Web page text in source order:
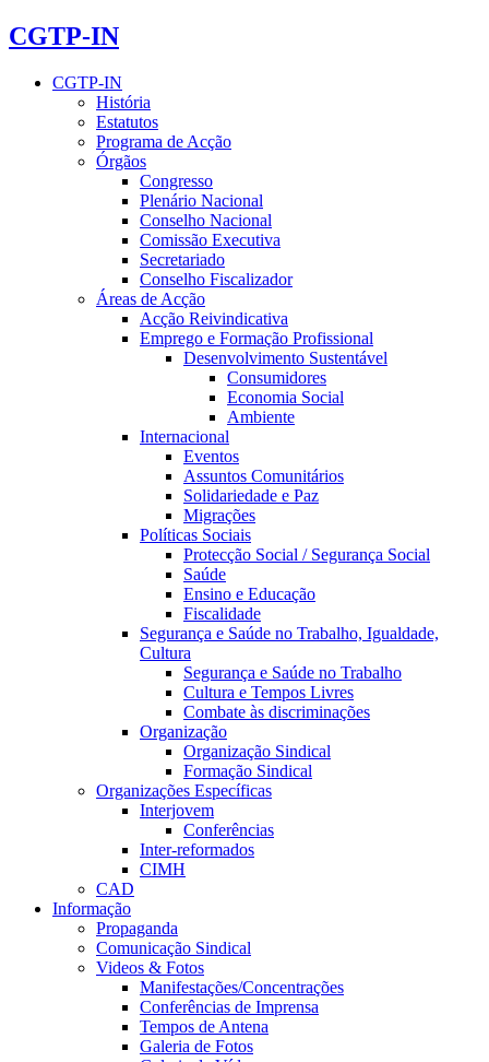
CGTP-IN
CGTP-IN
História
Estatutos
Programa de Acção
Órgãos
Congresso
Plenário Nacional
Conselho Nacional
Comissão Executiva
Secretariado
Conselho Fiscalizador
Áreas de Acção
Acção Reivindicativa
Emprego e Formação Profissional
Desenvolvimento Sustentável
Consumidores
Economia Social
Ambiente
Internacional
Eventos
Assuntos Comunitários
Solidariedade e Paz
Migrações
Políticas Sociais
Protecção Social / Segurança Social
Saúde
Ensino e Educação
Fiscalidade
Segurança e Saúde no Trabalho, Igualdade,
Cultura
Segurança e Saúde no Trabalho
Cultura e Tempos Livres
Combate às discriminações
Organização
Organização Sindical
Formação Sindical
Organizações Específicas
Interjovem
Conferências
Inter-reformados
CIMH
CAD
Informação
Propaganda
Comunicação Sindical
Videos & Fotos
Manifestações/Concentrações
Conferências de Imprensa
Tempos de Antena
Galeria de Fotos